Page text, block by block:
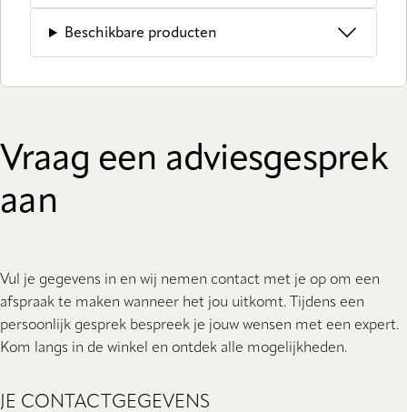
Beschikbare producten
Vraag een adviesgesprek
aan
Vul je gegevens in en wij nemen contact met je op om een
afspraak te maken wanneer het jou uitkomt. Tijdens een
persoonlijk gesprek bespreek je jouw wensen met een expert.
Kom langs in de winkel en ontdek alle mogelijkheden.
JE CONTACTGEGEVENS